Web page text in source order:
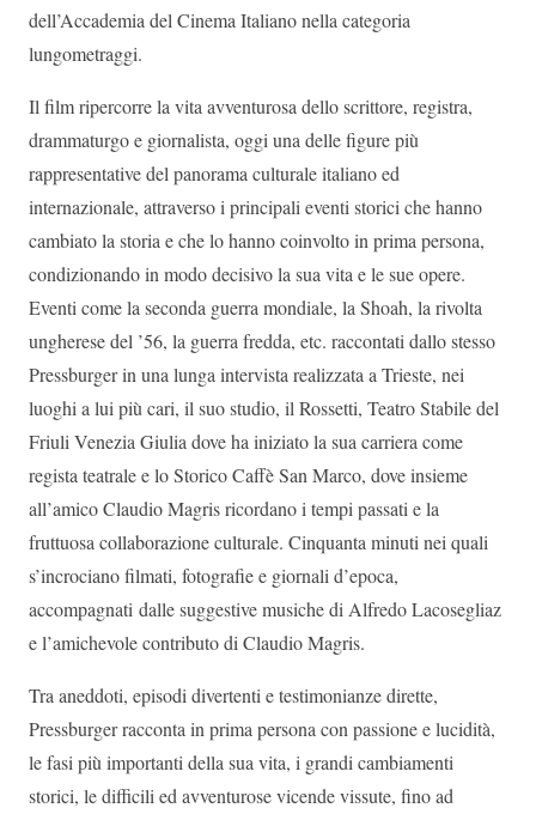
dell’Accademia del Cinema Italiano nella categoria
lungometraggi.
Il film ripercorre la vita avventurosa dello scrittore, registra,
drammaturgo e giornalista, oggi una delle figure più
rappresentative del panorama culturale italiano ed
internazionale, attraverso i principali eventi storici che hanno
cambiato la storia e che lo hanno coinvolto in prima persona,
condizionando in modo decisivo la sua vita e le sue opere.
Eventi come la seconda guerra mondiale, la Shoah, la rivolta
ungherese del ’56, la guerra fredda, etc. raccontati dallo stesso
Pressburger in una lunga intervista realizzata a Trieste, nei
luoghi a lui più cari, il suo studio, il Rossetti, Teatro Stabile del
Friuli Venezia Giulia dove ha iniziato la sua carriera come
regista teatrale e lo Storico Caffè San Marco, dove insieme
all’amico Claudio Magris ricordano i tempi passati e la
fruttuosa collaborazione culturale. Cinquanta minuti nei quali
s’incrociano filmati, fotografie e giornali d’epoca,
accompagnati dalle suggestive musiche di Alfredo Lacosegliaz
e l’amichevole contributo di Claudio Magris.
Tra aneddoti, episodi divertenti e testimonianze dirette,
Pressburger racconta in prima persona con passione e lucidità,
le fasi più importanti della sua vita, i grandi cambiamenti
storici, le difficili ed avventurose vicende vissute, fino ad